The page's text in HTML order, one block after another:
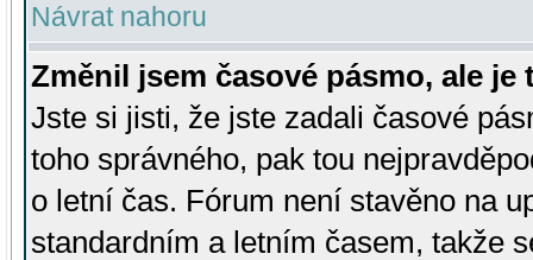
Návrat nahoru
Změnil jsem časové pásmo, ale je
Jste si jisti, že jste zadali časové
toho správného, pak tou
o letní čas. Fórum není stavěno na
standardním a letním časem, takže